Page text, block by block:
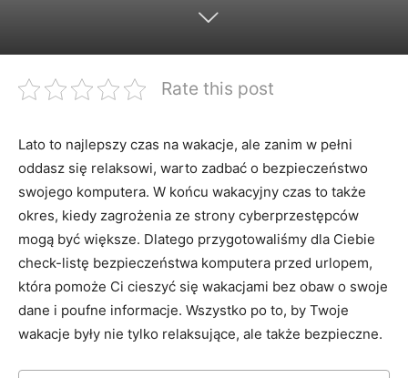
Rate this post
Lato‍ to ⁢najlepszy ‌czas​ na‌ wakacje, ale ​zanim w pełni​
oddasz się relaksowi, warto zadbać o bezpieczeństwo
swojego komputera. W końcu wakacyjny czas to także
okres, kiedy zagrożenia ze strony cyberprzestępców
mogą być większe. Dlatego przygotowaliśmy dla Ciebie
check-listę ‍bezpieczeństwa komputera przed ‍urlopem,
która pomoże ‍Ci ⁤cieszyć się ⁤wakacjami bez obaw‍ o swoje
dane‍ i ​poufne informacje. Wszystko po to, by Twoje
wakacje były nie‍ tylko relaksujące, ale także bezpieczne.